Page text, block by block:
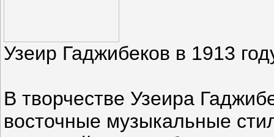
Узеир Гаджибеков в 1913
В творчестве Узеира
восточные музыкальные